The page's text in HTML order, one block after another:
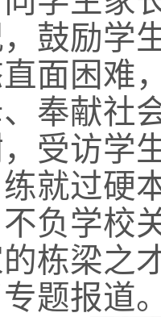
鼓励学
面困难
奉献社
受访学
就过硬
负学校
栋梁之
题报道